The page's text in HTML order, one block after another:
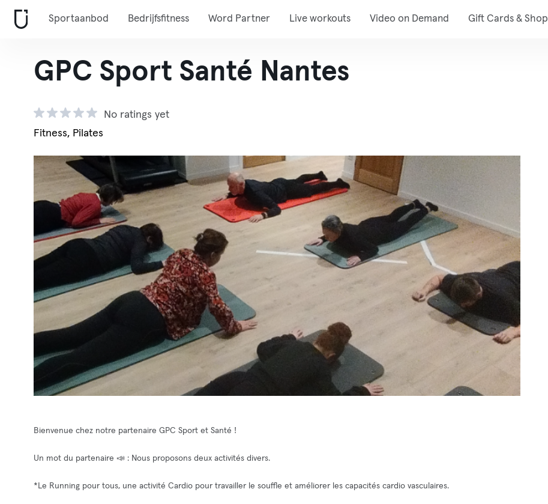
Sportaanbod Bedrijfsfitness Word Partner Live workouts Video on Demand Gift Cards & Shop
GPC Sport Santé Nantes
No ratings yet
Fitness, Pilates
Bienvenue chez notre partenaire GPC Sport et Santé !
Un mot du partenaire 📣 : Nous proposons deux activités divers.
*Le Running pour tous, une activité Cardio pour travailler le souffle et améliorer les capacités cardio vasculaires.